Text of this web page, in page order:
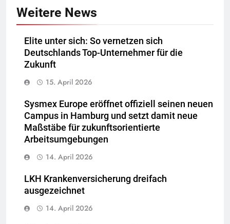
Weitere News
Elite unter sich: So vernetzen sich
Deutschlands Top-Unternehmer für die
Zukunft
15. April 2026
Sysmex Europe eröffnet offiziell seinen neuen
Campus in Hamburg und setzt damit neue
Maßstäbe für zukunftsorientierte
Arbeitsumgebungen
14. April 2026
LKH Krankenversicherung dreifach
ausgezeichnet
14. April 2026